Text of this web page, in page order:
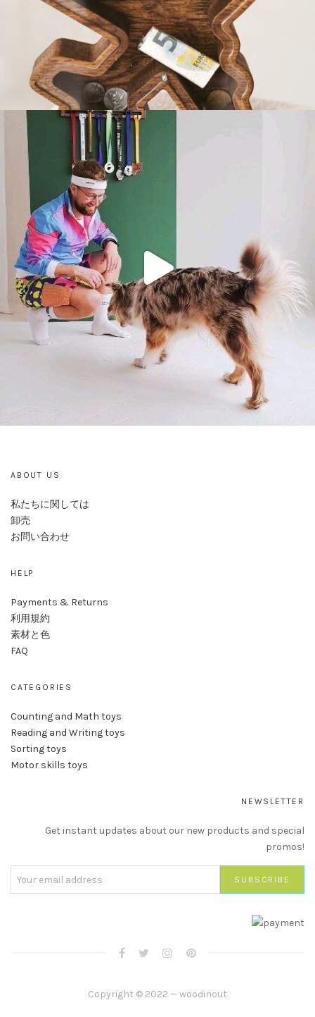
ABOUT US
私たちに関しては
卸売
お問い合わせ
HELP
Payments & Returns
利用規約
素材と色
FAQ
CATEGORIES
Counting and Math toys
Reading and Writing toys
Sorting toys
Motor skills toys
NEWSLETTER
Get instant updates about our new products and special
promos!
Copyright © 2022 — woodinout